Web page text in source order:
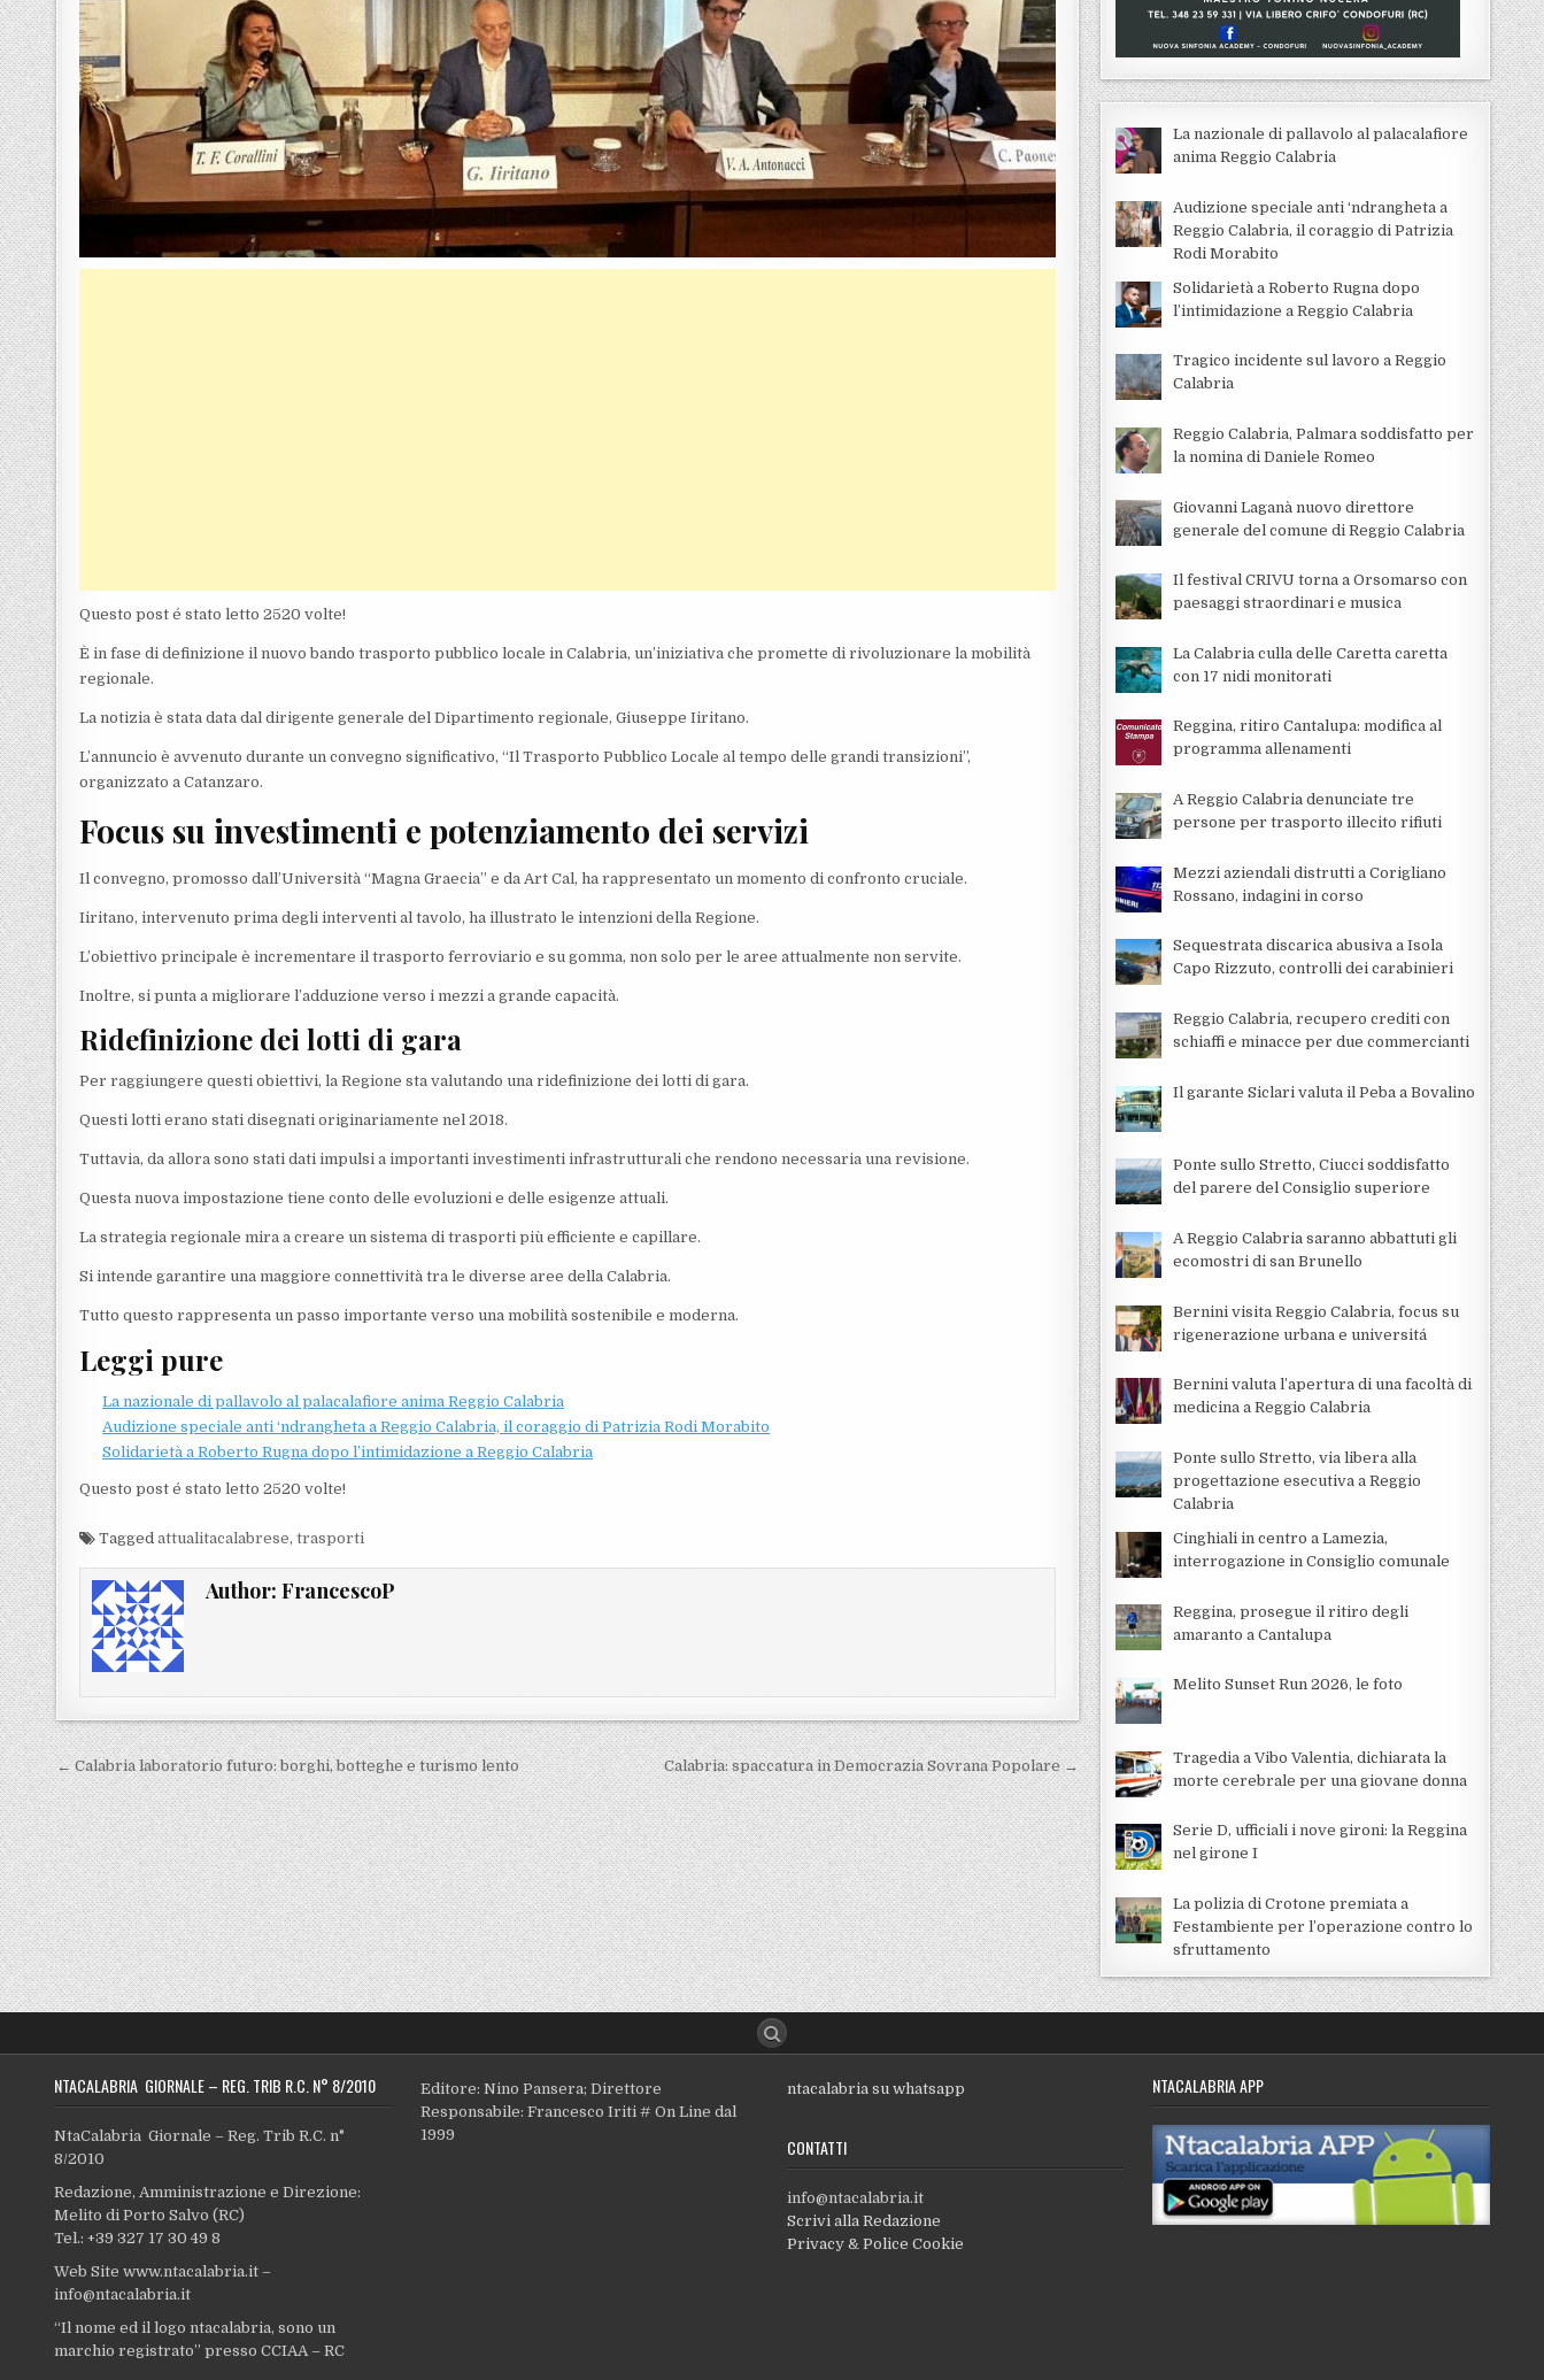
Questo post é stato letto 2520 volte!
È in fase di definizione il nuovo bando trasporto pubblico locale in Calabria, un’iniziativa che promette di rivoluzionare la mobilità
regionale.
La notizia è stata data dal dirigente generale del Dipartimento regionale, Giuseppe Iiritano.
L’annuncio è avvenuto durante un convegno significativo, “Il Trasporto Pubblico Locale al tempo delle grandi transizioni”,
organizzato a Catanzaro.
Focus su investimenti e potenziamento dei servizi
Il convegno, promosso dall’Università “Magna Graecia” e da Art Cal, ha rappresentato un momento di confronto cruciale.
Iiritano, intervenuto prima degli interventi al tavolo, ha illustrato le intenzioni della Regione.
L’obiettivo principale è incrementare il trasporto ferroviario e su gomma, non solo per le aree attualmente non servite.
Inoltre, si punta a migliorare l’adduzione verso i mezzi a grande capacità.
Ridefinizione dei lotti di gara
Per raggiungere questi obiettivi, la Regione sta valutando una ridefinizione dei lotti di gara.
Questi lotti erano stati disegnati originariamente nel 2018.
Tuttavia, da allora sono stati dati impulsi a importanti investimenti infrastrutturali che rendono necessaria una revisione.
Questa nuova impostazione tiene conto delle evoluzioni e delle esigenze attuali.
La strategia regionale mira a creare un sistema di trasporti più efficiente e capillare.
Si intende garantire una maggiore connettività tra le diverse aree della Calabria.
Tutto questo rappresenta un passo importante verso una mobilità sostenibile e moderna.
Leggi pure
La nazionale di pallavolo al palacalafiore anima Reggio Calabria
Audizione speciale anti ‘ndrangheta a Reggio Calabria, il coraggio di Patrizia Rodi Morabito
Solidarietà a Roberto Rugna dopo l’intimidazione a Reggio Calabria
Questo post é stato letto 2520 volte!
Taggedattualitacalabrese,trasporti
Author:FrancescoP
Navigazione articoli
← Calabria laboratorio futuro: borghi, botteghe e turismo lento Calabria: spaccatura in Democrazia Sovrana Popolare →
La nazionale di pallavolo al palacalafiore
anima Reggio Calabria
Audizione speciale anti ‘ndrangheta a
Reggio Calabria, il coraggio di Patrizia
Rodi Morabito
Solidarietà a Roberto Rugna dopo
l’intimidazione a Reggio Calabria
Tragico incidente sul lavoro a Reggio
Calabria
Reggio Calabria, Palmara soddisfatto per
la nomina di Daniele Romeo
Giovanni Laganà nuovo direttore
generale del comune di Reggio Calabria
Il festival CRIVU torna a Orsomarso con
paesaggi straordinari e musica
La Calabria culla delle Caretta caretta
con 17 nidi monitorati
Reggina, ritiro Cantalupa: modifica al
programma allenamenti
A Reggio Calabria denunciate tre
persone per trasporto illecito rifiuti
Mezzi aziendali distrutti a Corigliano
Rossano, indagini in corso
Sequestrata discarica abusiva a Isola
Capo Rizzuto, controlli dei carabinieri
Reggio Calabria, recupero crediti con
schiaffi e minacce per due commercianti
Il garante Siclari valuta il Peba a Bovalino
Ponte sullo Stretto, Ciucci soddisfatto
del parere del Consiglio superiore
A Reggio Calabria saranno abbattuti gli
ecomostri di san Brunello
Bernini visita Reggio Calabria, focus su
rigenerazione urbana e universitá
Bernini valuta l’apertura di una facoltà di
medicina a Reggio Calabria
Ponte sullo Stretto, via libera alla
progettazione esecutiva a Reggio
Calabria
Cinghiali in centro a Lamezia,
interrogazione in Consiglio comunale
Reggina, prosegue il ritiro degli
amaranto a Cantalupa
Melito Sunset Run 2026, le foto
Tragedia a Vibo Valentia, dichiarata la
morte cerebrale per una giovane donna
Serie D, ufficiali i nove gironi: la Reggina
nel girone I
La polizia di Crotone premiata a
Festambiente per l’operazione contro lo
sfruttamento
NTACALABRIA GIORNALE – REG. TRIB R.C. N° 8/2010
NtaCalabria Giornale – Reg. Trib R.C. n°
8/2010
Redazione, Amministrazione e Direzione:
Melito di Porto Salvo (RC)
Tel.: +39 327 17 30 49 8
Web Site www.ntacalabria.it –
info@ntacalabria.it
“Il nome ed il logo ntacalabria, sono un
marchio registrato” presso CCIAA – RC
Editore: Nino Pansera; Direttore
Responsabile: Francesco Iriti # On Line dal
1999
ntacalabria su whatsapp
CONTATTI
info@ntacalabria.it
Scrivi alla Redazione
Privacy & Police Cookie
NTACALABRIA APP